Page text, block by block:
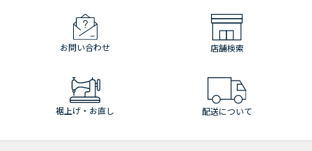
お問い合わせ 店舗検索
裾上げ・お直し 配送について